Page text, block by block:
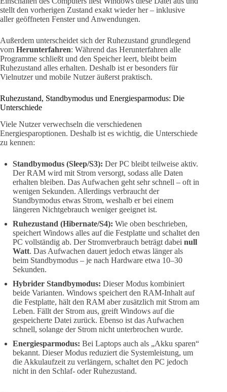
stellt den vorherigen Zustand exakt wieder her – inklusive
aller geöffneten Fenster und Anwendungen.
Außerdem unterscheidet sich der Ruhezustand grundlegend
vom Herunterfahren: Während das Herunterfahren alle
Programme schließt und den Speicher leert, bleibt beim
Ruhezustand alles erhalten. Deshalb ist er besonders für
Vielnutzer und mobile Nutzer äußerst praktisch.
Ruhezustand, Standbymodus und Energiesparmodus: Die
Unterschiede
Viele Nutzer verwechseln die verschiedenen
Energiesparoptionen. Deshalb ist es wichtig, die Unterschiede
zu kennen:
Standbymodus (Sleep/S3): Der PC bleibt teilweise aktiv.
Der RAM wird mit Strom versorgt, sodass alle Daten
erhalten bleiben. Das Aufwachen geht sehr schnell – oft in
wenigen Sekunden. Allerdings verbraucht der
Standbymodus etwas Strom, weshalb er bei einem
längeren Nichtgebrauch weniger geeignet ist.
Ruhezustand (Hibernate/S4): Wie oben beschrieben,
speichert Windows alles auf die Festplatte und schaltet den
PC vollständig ab. Der Stromverbrauch beträgt dabei null
Watt. Das Aufwachen dauert jedoch etwas länger als
beim Standbymodus – je nach Hardware etwa 10–30
Sekunden.
Hybrider Standbymodus: Dieser Modus kombiniert
beide Varianten. Windows speichert den RAM-Inhalt auf
die Festplatte, hält den RAM aber zusätzlich mit Strom am
Leben. Fällt der Strom aus, greift Windows auf die
gespeicherte Datei zurück. Ebenso ist das Aufwachen
schnell, solange der Strom nicht unterbrochen wurde.
Energiesparmodus: Bei Laptops auch als „Akku sparen“
bekannt. Dieser Modus reduziert die Systemleistung, um
die Akkulaufzeit zu verlängern, schaltet den PC jedoch
nicht in den Schlaf- oder Ruhezustand.